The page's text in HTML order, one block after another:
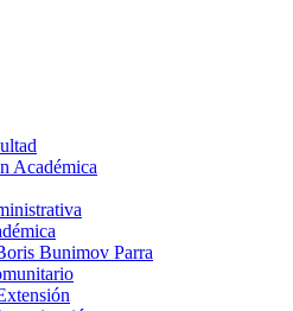
Académica
Bunimov Parra